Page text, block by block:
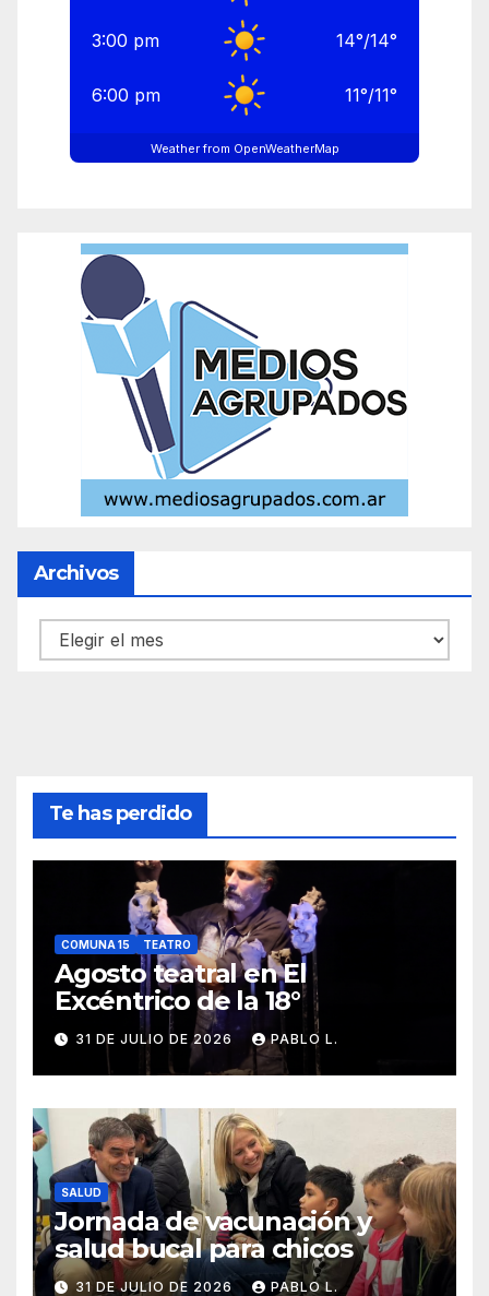
3:00 pm 14°/14°
6:00 pm 11°/11°
Weather from OpenWeatherMap
Archivos
Archivos
Te has perdido
COMUNA 15 TEATRO
Agosto teatral en El
Excéntrico de la 18°
31 DE JULIO DE 2026 PABLO L.
SALUD
Jornada de vacunación y
salud bucal para chicos
31 DE JULIO DE 2026 PABLO L.